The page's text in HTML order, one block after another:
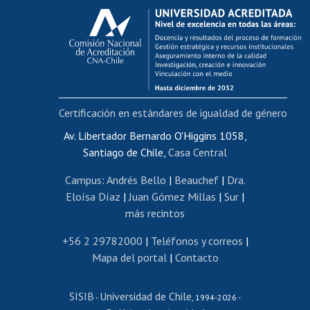
Calificación académica
Postulación al AUCAI
Funcionarias/os
Cursos internos de capacitación
Bienestar del personal
Portal de movilidad interna
Certificado de renta
Certificado de renta honorarios
Editar páginas blancas
Extranjeras/os
Revalidación y reconocimiento de títulos
Postulación al Programa de Movilidad Estudiantil
Cursos de español
Av. Libertador Bernardo O'Higgins 1058,
Santiago de Chile, Casa Central
Campus: Andrés Bello | Beauchef| Dra.
Eloísa Díaz |Juan Gómez Millas | Sur |
más recintos
+56 2 29782000 | Teléfonos y correos |
Mapa del portal| Contacto
SISIB - Universidad de Chile, 1994-2026 -
Certificación en estándares de igualdad de género